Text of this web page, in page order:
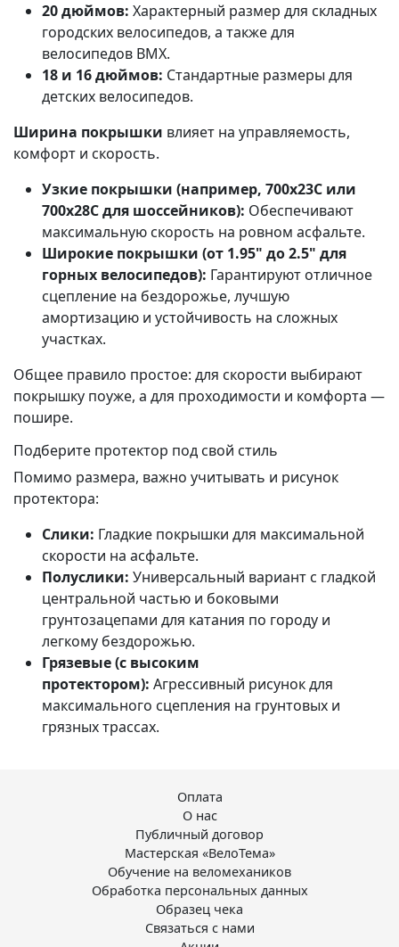
20 дюймов: Характерный размер для складных
городских велосипедов, а также для
велосипедов BMX.
18 и 16 дюймов: Стандартные размеры для
детских велосипедов.
Ширина покрышки влияет на управляемость,
комфорт и скорость.
Узкие покрышки (например, 700x23C или
700x28C для шоссейников): Обеспечивают
максимальную скорость на ровном асфальте.
Широкие покрышки (от 1.95" до 2.5" для
горных велосипедов): Гарантируют отличное
сцепление на бездорожье, лучшую
амортизацию и устойчивость на сложных
участках.
Общее правило простое: для скорости выбирают
покрышку поуже, а для проходимости и комфорта —
пошире.
Подберите протектор под свой стиль
Помимо размера, важно учитывать и рисунок
протектора:
Слики: Гладкие покрышки для максимальной
скорости на асфальте.
Полуслики: Универсальный вариант с гладкой
центральной частью и боковыми
грунтозацепами для катания по городу и
легкому бездорожью.
Грязевые (с высоким
протектором): Агрессивный рисунок для
максимального сцепления на грунтовых и
грязных трассах.
Оплата
О нас
Публичный договор
Мастерская «ВелоТема»
Обучение на веломехаников
Обработка персональных данных
Образец чека
Связаться с нами